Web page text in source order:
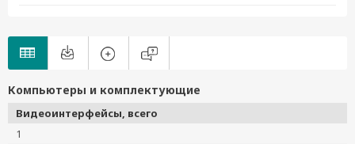
Компьютеры и комплектующие
Видеоинтерфейсы, всего
1